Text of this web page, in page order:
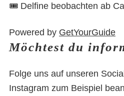
🎟️ Delfine beobachten ab
Powered by GetYourGuide
Möchtest du
Folge uns auf unseren
Instagram zum Beispiel